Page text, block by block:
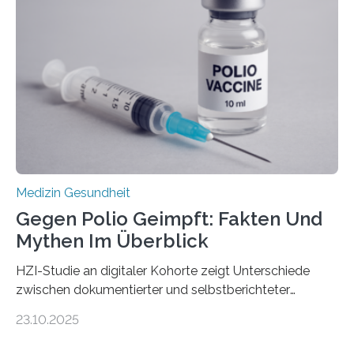
nur Tumorschwachstellen angreifen und normales
Gewebe verschonen. Forschende um Daniel Merk vom
Hertie-Institut für klinische Hirnforschung am
Universitätsklinikum Tübingen haben eine solche
Schwachstelle im Erbgut einer Untergruppe des
Medulloblastoms gefunden. Die Wilhelm Sander-
Stiftung unterstützte das Projekt…
Medizin Gesundheit
Gegen Polio Geimpft: Fakten Und
Mythen Im Überblick
HZI-Studie an digitaler Kohorte zeigt Unterschiede
zwischen dokumentierter und selbstberichteter
Kinderlähmung, ist eine ansteckende Krankheit, die
23.10.2025